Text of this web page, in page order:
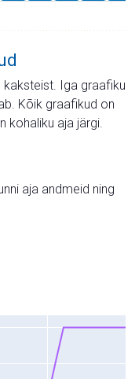
kaksteist. Iga graafiku
Kõik graafikud on
kohaliku aja järgi.
aja andmeid ning